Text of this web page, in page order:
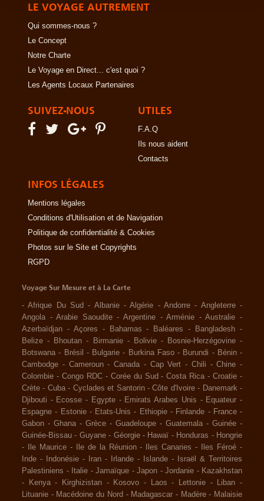
LE VOYAGE AUTREMENT
Qui sommes-nous ?
Le Concept
Notre Charte
Le Voyage en Direct... c'est quoi ?
Les Agents Locaux Partenaires
SUIVEZ-NOUS UTILES
F.A.Q
Ils nous aident
Contacts
INFOS LÉGALES
Mentions légales
Conditions d'Utilisation et de Navigation
Politique de confidentialité & Cookies
Photos sur le Site et Copyrights
RGPD
Voyage Sur Mesure et à La Carte
-Afrique Du Sud - Albanie -Algérie -Andorre - Angleterre -
Angola -Arabie Saoudite -Argentine -Arménie -Australie -
Azerbaïdjan - Açores - Bahamas - Baléares - Bangladesh -
Belize - Bhoutan - Birmanie - Bolivie - Bosnie-Herzégovine -
Botswana - Brésil - Bulgarie - Burkina Faso - Burundi - Bénin -
Cambodge - Cameroun - Canada - Cap Vert - Chili -Chine -
Colombie - Congo RDC - Corée du Sud -Costa Rica -Croatie -
Crète - Cuba - Cyclades et Santorin -Côte d'Ivoire - Danemark -
Djibouti - Ecosse - Egypte - Emirats Arabes Unis - Equateur -
Espagne - Estonie - Etats-Unis - Ethiopie - Finlande - France -
Gabon - Ghana - Grèce - Guadeloupe - Guatemala - Guinée -
Guinée-Bissau - Guyane - Géorgie - Hawaï - Honduras - Hongrie
-
Ile Maurice - Ile de la Réunion - Iles Canaries - Iles Féroé -
Inde - Indonésie - Iran - Irlande - Islande -
Israël & Territoires
Palestiniens - Italie - Jamaïque - Japon - Jordanie - Kazakhstan
-
Kenya - Kirghizistan - Kosovo - Laos - Lettonie - Liban -
Lituanie - Macédoine du Nord - Madagascar - Madère - Malaisie